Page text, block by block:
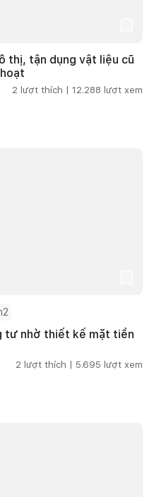
thị, tận dụng vật liệu cũ
2 lượt thích | 12.288 lượt xem
tư nhờ thiết kế mặt tiền
2 lượt thích | 5.695 lượt xem